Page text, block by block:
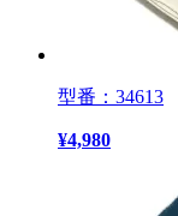
型番：34613
¥4,980